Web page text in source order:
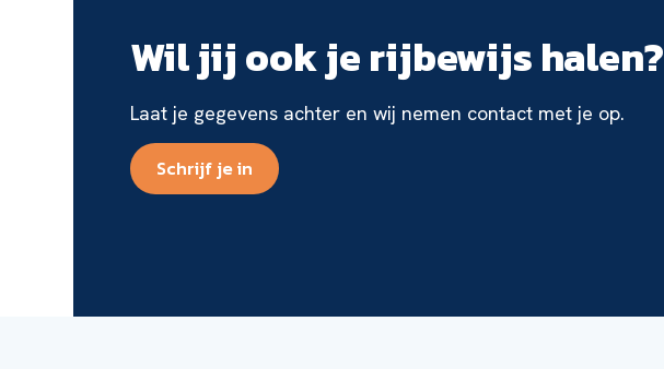
Wil jij ook je rijbewijs halen?
Laat je gegevens achter en wij nemen contact met je op.
Schrijf je in